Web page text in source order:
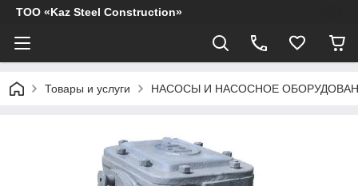
ТОО «Kaz Steel Construction»
Товары и услуги НАСОСЫ И НАСОСНОЕ